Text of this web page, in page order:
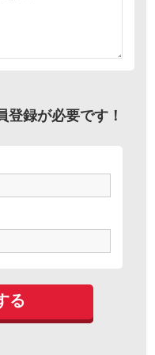
登録が必要です！